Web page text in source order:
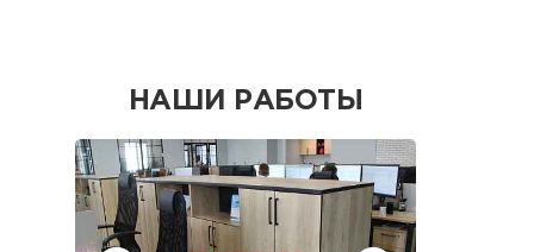
НАШИ РАБОТЫ